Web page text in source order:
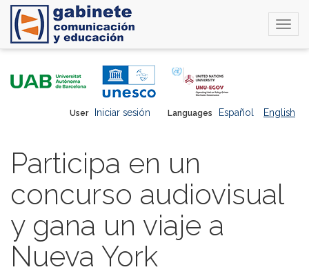
Languages Español English
User Iniciar sesión
Participa en un
concurso audiovisual
y gana un viaje a
Nueva York